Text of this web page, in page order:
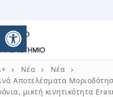
Ανοίξτε τη
Νέα
Νέα
Αποτελέσματα
μικτή κινητικότητα